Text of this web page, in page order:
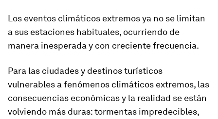
Los eventos climáticos extremos ya no se limitan
a sus estaciones habituales, ocurriendo de
manera inesperada y con creciente frecuencia.
Para las ciudades y destinos turísticos
vulnerables a fenómenos climáticos extremos, las
consecuencias económicas y la realidad se están
volviendo más duras: tormentas impredecibles,